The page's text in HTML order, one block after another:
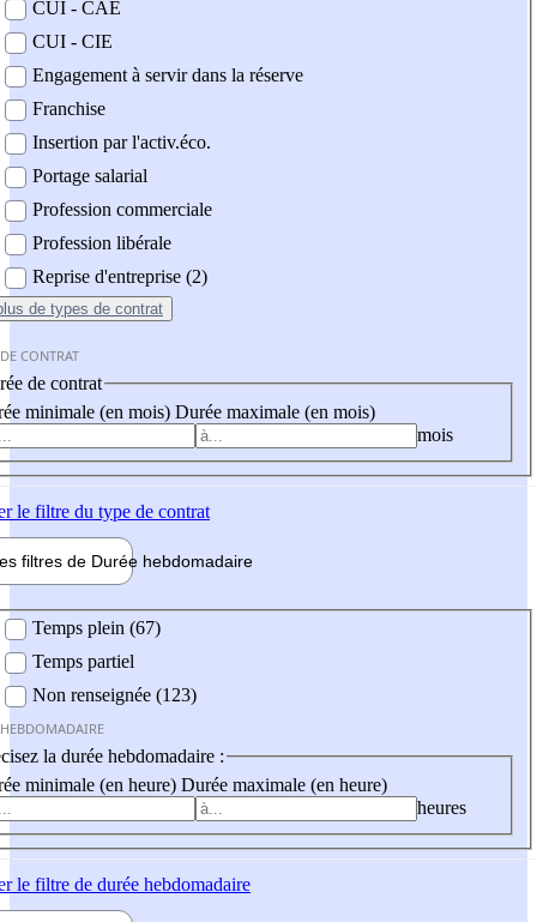
CUI - CAE
CUI - CIE
Engagement à servir dans la réserve
Franchise
Insertion par l'activ.éco.
Portage salarial
Profession commerciale
Profession libérale
Reprise d'entreprise (2)
de types de contrat
CONTRAT
de contrat
minimale (en mois) Durée maximale (en mois)
mois
le filtre du type de contrat
filtres de Durée hebdomadaire
Temps plein (67)
Temps partiel
Non renseignée (123)
la durée hebdomadaire :
minimale (en heure) Durée maximale (en heure)
heures
le filtre de durée hebdomadaire